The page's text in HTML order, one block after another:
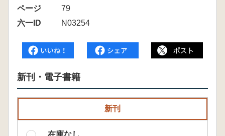
ページ
79
六一ID
N03254
新刊・電子書籍
新刊
在庫なし